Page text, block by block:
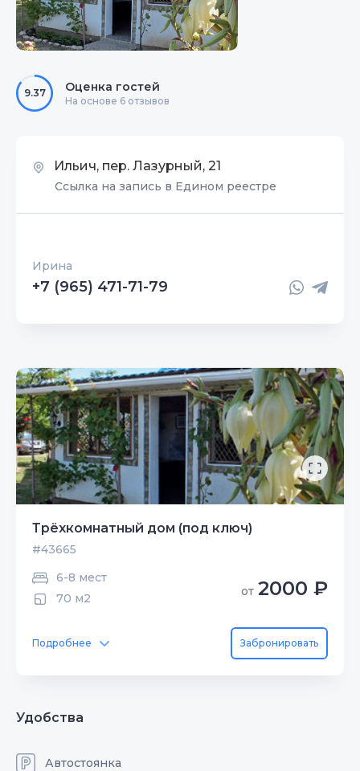
9.37 Оценка гостей
На основе 6 отзывов
Ильич, пер. Лазурный, 21
Ссылка на запись в Едином реестре
Ирина
+7 (965) 471-71-79
Трёхкомнатный дом (под ключ)
#43665
6-8 мест
70 м2
от 2000 ₽
Подробнее Забронировать
Удобства
Автостоянка